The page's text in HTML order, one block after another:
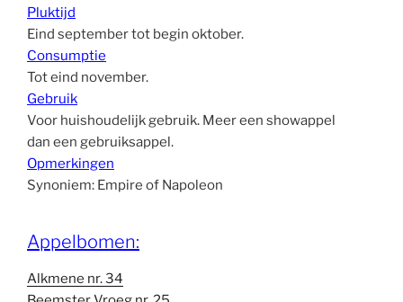
Pluktijd
Eind september tot begin oktober.
Consumptie
Tot eind november.
Gebruik
Voor huishoudelijk gebruik. Meer een showappel
dan een gebruiksappel.
Opmerkingen
Synoniem: Empire of Napoleon
Appelbomen:
Alkmene nr. 34